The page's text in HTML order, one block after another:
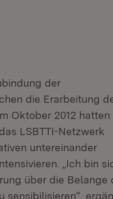
der
die Erarbeitung
Oktober 2012 hatten
LSBTTI-Netzwerk
untereinander
„Ich bin
über die Belange
sensibilisieren“,